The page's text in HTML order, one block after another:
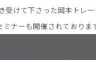
受けて下さった岡本トレ
ナーも開催されておりま